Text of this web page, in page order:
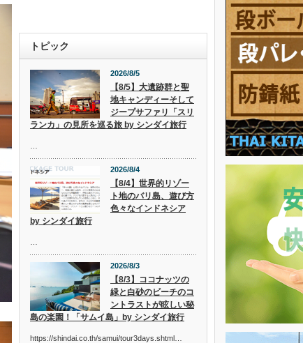
トピック
2026/8/5
【8/5】大遺跡群と聖
地キャンディーそして
ジープサファリ「スリ
ランカ」の見所を巡る旅 by シンダイ旅行
2026/8/4
【8/4】世界的リゾー
ト地のバリ島、遊び方
色々なインドネシア
by シンダイ旅行
2026/8/3
【8/3】ココナッツの
緑と白砂のビーチのコ
ントラストが眩しい秘
島の楽園！「サムイ島」by シンダイ旅行
https://shindai.co.th/samui/tour3days.shtml…